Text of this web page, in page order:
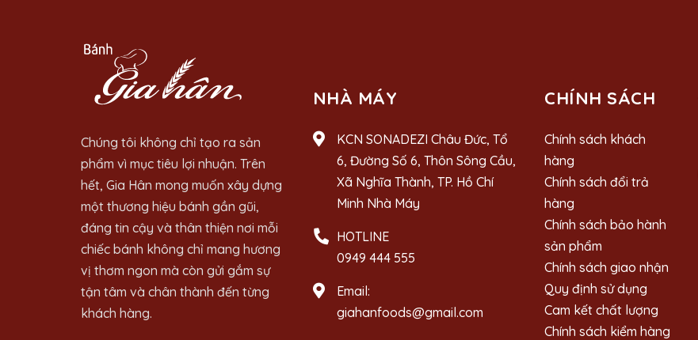
Chúng tôi không chỉ tạo ra sản
phẩm vì mục tiêu lợi nhuận. Trên
hết, Gia Hân mong muốn xây dựng
một thương hiệu bánh gần gũi,
đáng tin cậy và thân thiện nơi mỗi
chiếc bánh không chỉ mang hương
vị thơm ngon mà còn gửi gắm sự
tận tâm và chân thành đến từng
khách hàng.
NHÀ MÁY
KCN SONADEZI Châu Đức, Tổ
6, Đường Số 6, Thôn Sông Cầu,
Xã Nghĩa Thành, TP. Hồ Chí
Minh Nhà Máy
HOTLINE
0949 444 555
Email:
giahanfoods@gmail.com
CHÍNH SÁCH
Chính sách khách
hàng
Chính sách đổi trả
hàng
Chính sách bảo hành
sản phẩm
Chính sách giao nhận
Quy định sử dụng
Cam kết chất lượng
Chính sách kiểm hàng